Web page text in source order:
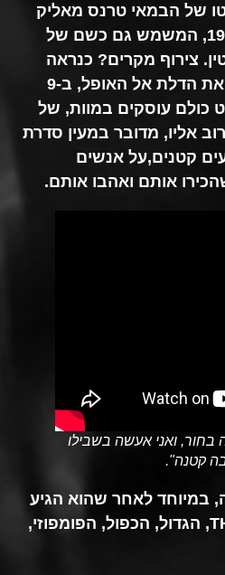
של הבמאי טרנס מאליק
"Badlands" משנת 1973, המשמש גם כשם של
צירוף מקרים? כנראה
שלא) השיר הזה פותח את הדלת אל האופל, ב-9
כולם עוסקים במוות, של
אליו, מדובר במעין סדרת
קטנים,על אנשים
אותם ואהבו אותם.
בחור, ואני אעשה בשבילו
קטנה".
במיוחד לאחר שהוא הגיע
לעולם אחרי THE RIVER, הגדול, הכפול, הפומפוזי,